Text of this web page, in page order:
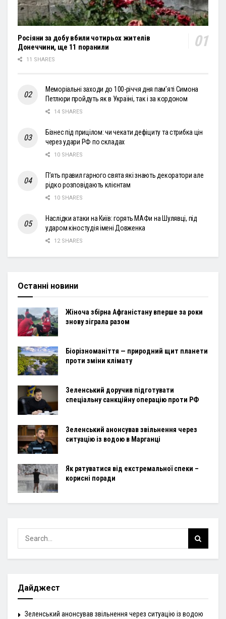
Росіяни за добу вбили чотирьох жителів
Донеччини, ще 11 поранили
11 SHARES
Меморіальні заходи до 100-річчя дня пам’яті Симона
Петлюри пройдуть як в Україні, так і за кордоном
14 SHARES
Бізнес під прицілом: чи чекати дефіциту та стрибка цін
через удари РФ по складах
10 SHARES
П’ять правил гарного свята які знають декоратори але
рідко розповідають клієнтам
10 SHARES
Наслідки атаки на Київ: горять МАФи на Шулявці, під
ударом кіностудія імені Довженка
12 SHARES
Останні новини
Жіноча збірна Афганістану вперше за роки
знову зіграла разом
Біорізноманіття — природний щит планети
проти зміни клімату
Зеленський доручив підготувати
спеціальну санкційну операцію проти РФ
Зеленський анонсував звільнення через
ситуацію із водою в Марганці
Як рятуватися від екстремальної спеки –
корисні поради
Дайджест
Зеленський анонсував звільнення через ситуацію із водою